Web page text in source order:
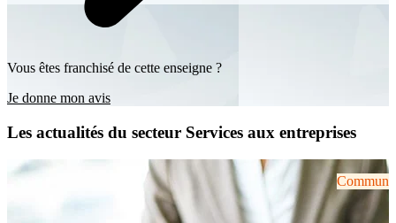
Vous êtes franchisé de cette enseigne ?
Je donne mon avis
Les actualités du secteur Services aux entreprises